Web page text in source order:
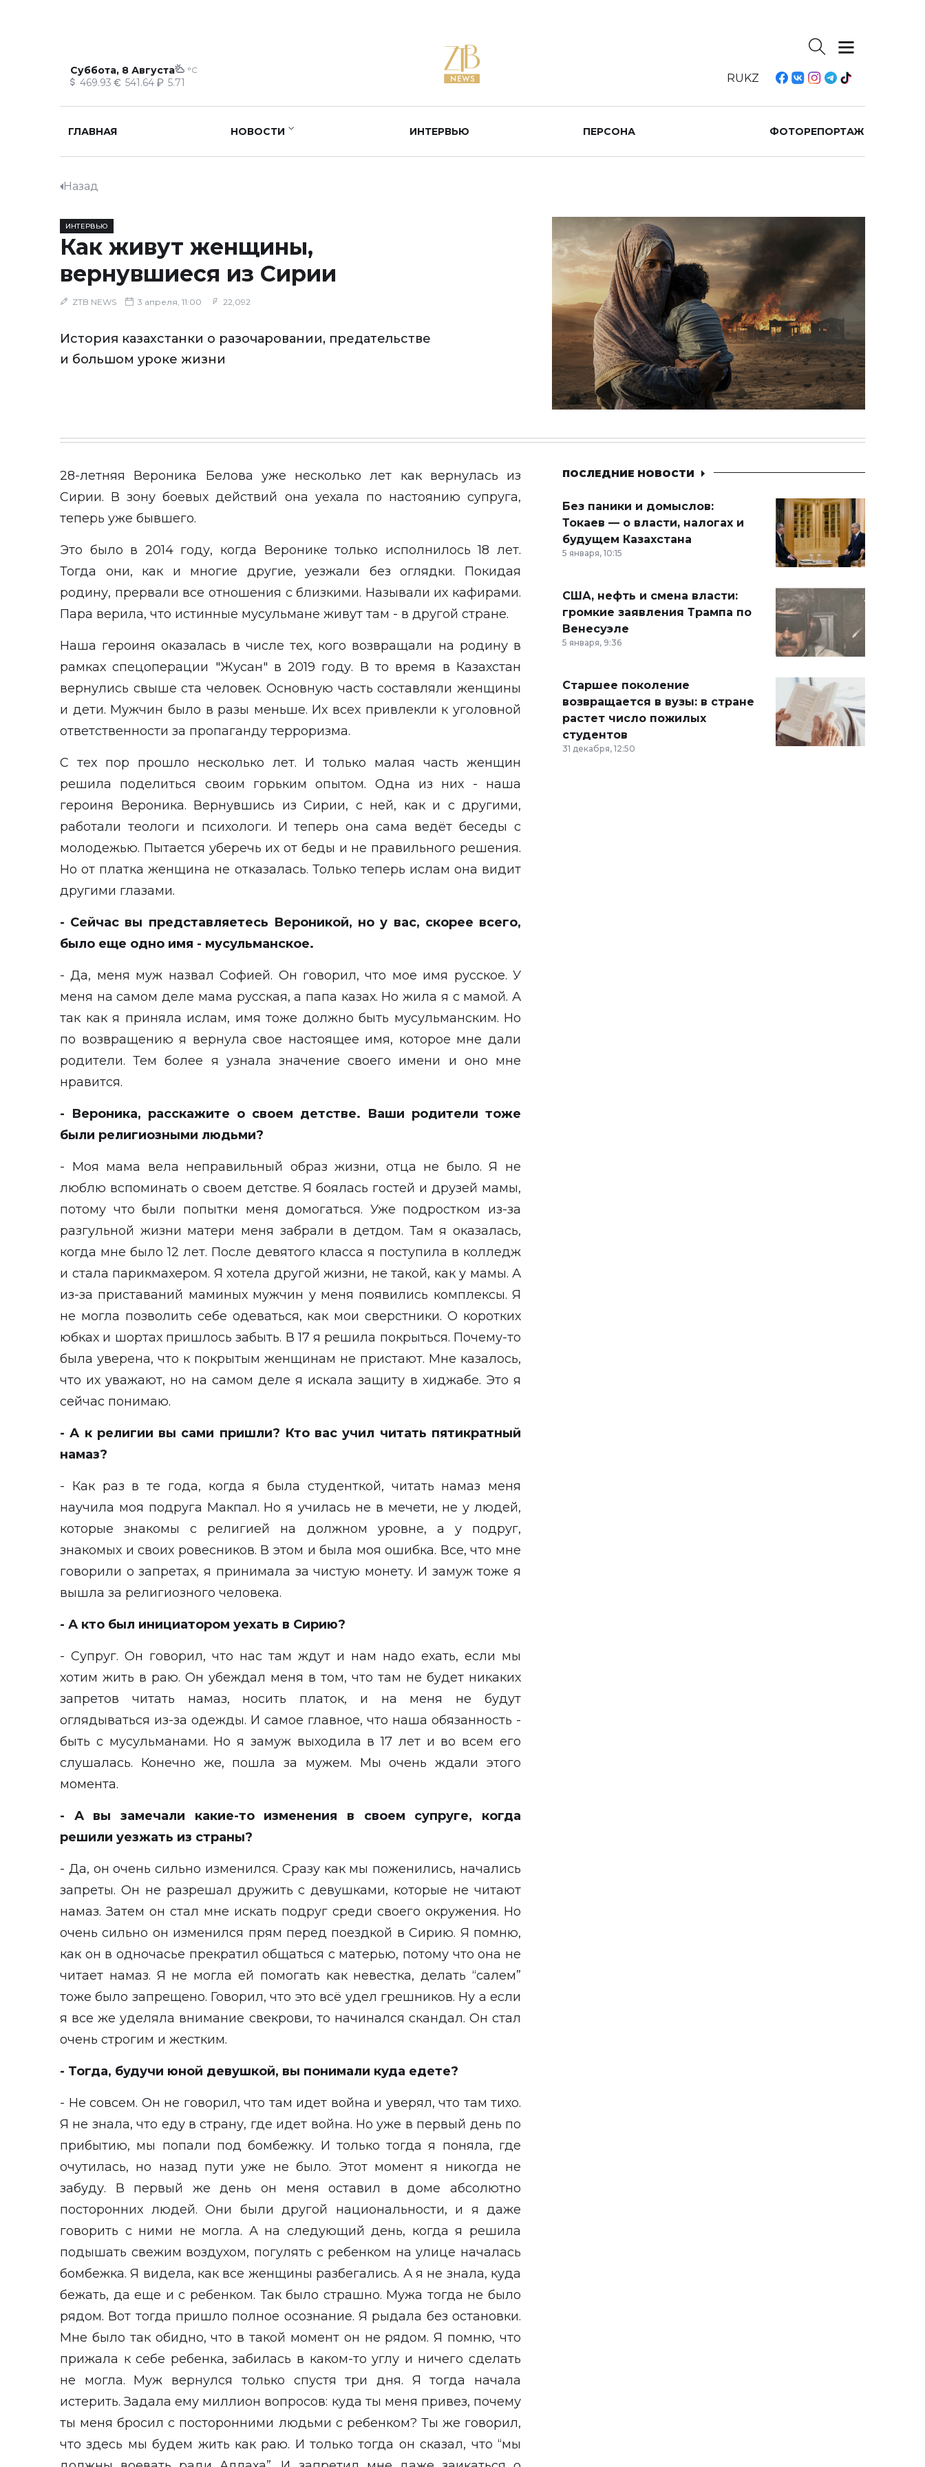
Суббота, 8 Августа °C
469.93 541.64 5.71 RUKZ
ГЛАВНАЯ НОВОСТИ ИНТЕРВЬЮ ПЕРСОНА ФОТОРЕПОРТАЖ
Назад
ИНТЕРВЬЮ
Как живут женщины,
вернувшиеся из Сирии
ZTB NEWS 3 апреля, 11:00 22,092
История казахстанки о разочаровании, предательстве
и большом уроке жизни
28-летняя Вероника Белова уже несколько лет как вернулась из
Сирии. В зону боевых действий она уехала по настоянию супруга,
теперь уже бывшего.
Это было в 2014 году, когда Веронике только исполнилось 18 лет.
Тогда они, как и многие другие, уезжали без оглядки. Покидая
родину, прервали все отношения с близкими. Называли их кафирами.
Пара верила, что истинные мусульмане живут там - в другой стране.
Наша героиня оказалась в числе тех, кого возвращали на родину в
рамках спецоперации "Жусан" в 2019 году. В то время в Казахстан
вернулись свыше ста человек. Основную часть составляли женщины
и дети. Мужчин было в разы меньше. Их всех привлекли к уголовной
ответственности за пропаганду терроризма.
С тех пор прошло несколько лет. И только малая часть женщин
решила поделиться своим горьким опытом. Одна из них - наша
героиня Вероника. Вернувшись из Сирии, с ней, как и с другими,
работали теологи и психологи. И теперь она сама ведёт беседы с
молодежью. Пытается уберечь их от беды и не правильного решения.
Но от платка женщина не отказалась. Только теперь ислам она видит
другими глазами.
- Сейчас вы представляетесь Вероникой, но у вас, скорее всего,
было еще одно имя - мусульманское.
- Да, меня муж назвал Софией. Он говорил, что мое имя русское. У
меня на самом деле мама русская, а папа казах. Но жила я с мамой. А
так как я приняла ислам, имя тоже должно быть мусульманским. Но
по возвращению я вернула свое настоящее имя, которое мне дали
родители. Тем более я узнала значение своего имени и оно мне
нравится.
- Вероника, расскажите о своем детстве. Ваши родители тоже
были религиозными людьми?
- Моя мама вела неправильный образ жизни, отца не было. Я не
люблю вспоминать о своем детстве. Я боялась гостей и друзей мамы,
потому что были попытки меня домогаться. Уже подростком из-за
разгульной жизни матери меня забрали в детдом. Там я оказалась,
когда мне было 12 лет. После девятого класса я поступила в колледж
и стала парикмахером. Я хотела другой жизни, не такой, как у мамы. А
из-за приставаний маминых мужчин у меня появились комплексы. Я
не могла позволить себе одеваться, как мои сверстники. О коротких
юбках и шортах пришлось забыть. В 17 я решила покрыться. Почему-то
была уверена, что к покрытым женщинам не пристают. Мне казалось,
что их уважают, но на самом деле я искала защиту в хиджабе. Это я
сейчас понимаю.
- А к религии вы сами пришли? Кто вас учил читать пятикратный
намаз?
- Как раз в те года, когда я была студенткой, читать намаз меня
научила моя подруга Макпал. Но я училась не в мечети, не у людей,
которые знакомы с религией на должном уровне, а у подруг,
знакомых и своих ровесников. В этом и была моя ошибка. Все, что мне
говорили о запретах, я принимала за чистую монету. И замуж тоже я
вышла за религиозного человека.
- А кто был инициатором уехать в Сирию?
- Супруг. Он говорил, что нас там ждут и нам надо ехать, если мы
хотим жить в раю. Он убеждал меня в том, что там не будет никаких
запретов читать намаз, носить платок, и на меня не будут
оглядываться из-за одежды. И самое главное, что наша обязанность -
быть с мусульманами. Но я замуж выходила в 17 лет и во всем его
слушалась. Конечно же, пошла за мужем. Мы очень ждали этого
момента.
- А вы замечали какие-то изменения в своем супруге, когда
решили уезжать из страны?
- Да, он очень сильно изменился. Сразу как мы поженились, начались
запреты. Он не разрешал дружить с девушками, которые не читают
намаз. Затем он стал мне искать подруг среди своего окружения. Но
очень сильно он изменился прям перед поездкой в Сирию. Я помню,
как он в одночасье прекратил общаться с матерью, потому что она не
читает намаз. Я не могла ей помогать как невестка, делать “салем”
тоже было запрещено. Говорил, что это всё удел грешников. Ну а если
я все же уделяла внимание свекрови, то начинался скандал. Он стал
очень строгим и жестким.
- Тогда, будучи юной девушкой, вы понимали куда едете?
- Не совсем. Он не говорил, что там идет война и уверял, что там тихо.
Я не знала, что еду в страну, где идет война. Но уже в первый день по
прибытию, мы попали под бомбежку. И только тогда я поняла, где
очутилась, но назад пути уже не было. Этот момент я никогда не
забуду. В первый же день он меня оставил в доме абсолютно
посторонних людей. Они были другой национальности, и я даже
говорить с ними не могла. А на следующий день, когда я решила
подышать свежим воздухом, погулять с ребенком на улице началась
бомбежка. Я видела, как все женщины разбегались. А я не знала, куда
бежать, да еще и с ребенком. Так было страшно. Мужа тогда не было
рядом. Вот тогда пришло полное осознание. Я рыдала без остановки.
Мне было так обидно, что в такой момент он не рядом. Я помню, что
прижала к себе ребенка, забилась в каком-то углу и ничего сделать
не могла. Муж вернулся только спустя три дня. Я тогда начала
истерить. Задала ему миллион вопросов: куда ты меня привез, почему
ты меня бросил с посторонними людьми с ребенком? Ты же говорил,
что здесь мы будем жить как раю. И только тогда он сказал, что “мы
ПОСЛЕДНИЕ НОВОСТИ
Без паники и домыслов:
Токаев — о власти, налогах и
будущем Казахстана
5 января, 10:15
США, нефть и смена власти:
громкие заявления Трампа по
Венесуэле
5 января, 9:36
Старшее поколение
возвращается в вузы: в стране
растет число пожилых
студентов
31 декабря, 12:50